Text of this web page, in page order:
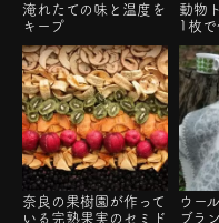
淹れたての味と温度を
キープ
動物
1枚
奈良の果樹園が作って
いる完熟果実のセミド
ウー
ブラ